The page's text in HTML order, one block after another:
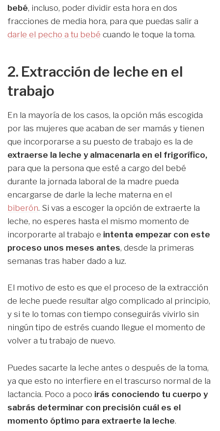
bebé, incluso, poder dividir esta hora en dos
fracciones de media hora, para que puedas salir a
darle el pecho a tu bebé cuando le toque la toma.
2. Extracción de leche en el
trabajo
En la mayoría de los casos, la opción más escogida
por las mujeres que acaban de ser mamás y tienen
que incorporarse a su puesto de trabajo es la de
extraerse la leche y almacenarla en el frigorífico,
para que la persona que esté a cargo del bebé
durante la jornada laboral de la madre pueda
encargarse de darle la leche materna en el
biberón. Si vas a escoger la opción de extraerte la
leche, no esperes hasta el mismo momento de
incorporarte al trabajo e intenta empezar con este
proceso unos meses antes, desde la primeras
semanas tras haber dado a luz.
El motivo de esto es que el proceso de la extracción
de leche puede resultar algo complicado al principio,
y si te lo tomas con tiempo conseguirás vivirlo sin
ningún tipo de estrés cuando llegue el momento de
volver a tu trabajo de nuevo.
Puedes sacarte la leche antes o después de la toma,
ya que esto no interfiere en el trascurso normal de la
lactancia. Poco a poco irás conociendo tu cuerpo y
sabrás determinar con precisión cuál es el
momento óptimo para extraerte la leche.